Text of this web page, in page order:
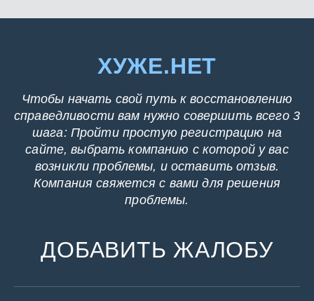
ХУЖЕ.НЕТ
Чтобы начать свой путь к восстановлению
справедливости вам нужно совершить всего 3
шага: Пройти простую регистрацию на
сайте, выбрать компанию с которой у вас
возникли проблемы, и оставить отзыв.
Компания свяжется с вами для решения
проблемы.
ДОБАВИТЬ ЖАЛОБУ